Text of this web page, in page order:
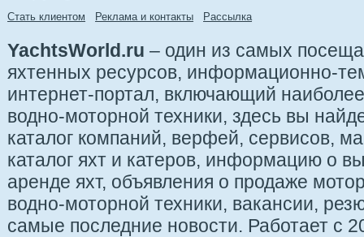
Стать клиентом Реклама и контакты Рассылка
YachtsWorld.ru – один из самых
яхтенных ресурсов, информационно-
интернет-портал, включающий
водно-моторной техники, здесь вы
каталог компаний, верфей, сервисов,
каталог яхт и катеров, информацию о
аренде яхт, объявления о продаже
водно-моторной техники, вакансии,
самые последние новости. Работает с